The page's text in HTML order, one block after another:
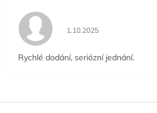
Hodnocení obchodu je 5
1.10.2025
Rychlé dodání, seriózní jednání.